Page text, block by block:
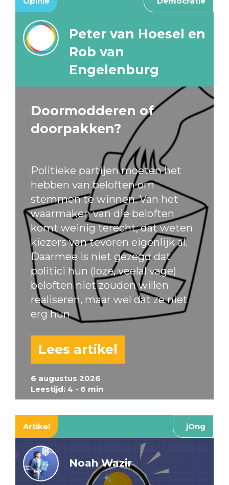
6 augustus 2026
Leestijd: 4 - 6 min
Peter van Hoesel en
Rob van
Engelenburg
Doormodderen of
doorpakken?
Politieke partijen moeten het
hebben van beloften om
stemmen te winnen. Van het
waarmaken van die beloften
komt weinig terecht, dat weten
kiezers van tevoren eigenlijk al.
Daarmee is niet gezegd dat
politici hun (loze, veelal vage)
beloften niet zouden willen
realiseren, maar wel dat ze niet
erg hun
Lees artikel
Artikel jOng
Noah Wazir